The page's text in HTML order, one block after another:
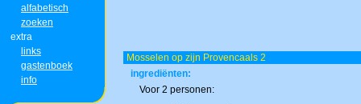
alfabetisch
zoeken
extra
links
gastenboek
info
Mosselen op zijn Provencaals 2
ingrediënten:
Voor 2 personen: